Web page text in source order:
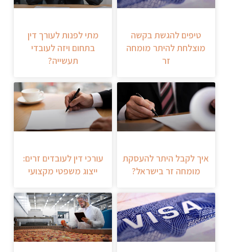
טיפים להגשת בקשה
מוצלחת להיתר מומחה
זר
מתי לפנות לעורך דין
בתחום ויזה לעובדי
תעשייה?
איך לקבל היתר להעסקת
מומחה זר בישראל?
עורכי דין לעובדים זרים:
ייצוג משפטי מקצועי